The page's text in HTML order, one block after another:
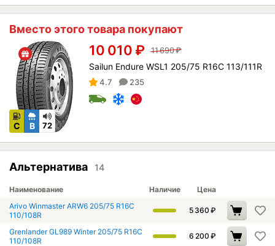
Вместо этого товара покупают
C B 72
10 010 ₽ 11 690₽
Sailun Endure WSL1 205/75 R16C 113/111R
4.7 235
Альтернатива 14
Наименование Наличие
Цена
Arivo Winmaster ARW6 205/75 R16C
110/108R
5 360 ₽
Grenlander GL989 Winter 205/75 R16C
110/108R
6 200 ₽